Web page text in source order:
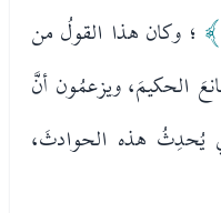
؛ وكان هذا القولُ من
الحكيمَ، ويزعمُون أنَّ
يُحدِثُ هذه الحوادثَ،